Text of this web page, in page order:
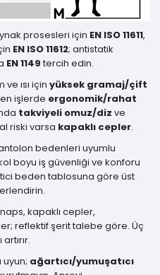
prosesleri için EN ISO 11611 ,
EN ISO 11612; antistatik
EN 1149 tercih edin.
ve ısı için yüksek gramaj/çift
işlerde ergonomik/rahat
takviyeli omuz/diz ve
riski varsa kapaklı cepler
bedenleri uyumlu
boyu iş güvenliği ve konforu
beden tablosuna göre üst
kapaklı cepler,
reflektif şerit talebe göre. Üç
uyun; ağartıcı/yumuşatıcı